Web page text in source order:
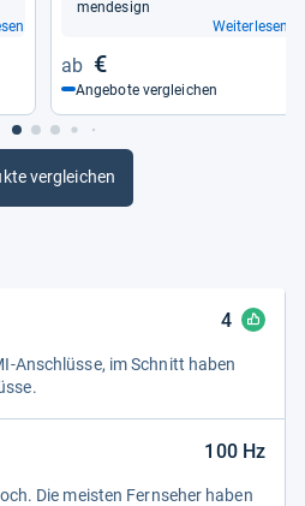
men­de­sign
Weiterlesen
€
Angebote vergleichen
vergleichen
4
​Anschlüsse, im Schnitt haben
100Hz
Die meis­ten Fern­se­her haben